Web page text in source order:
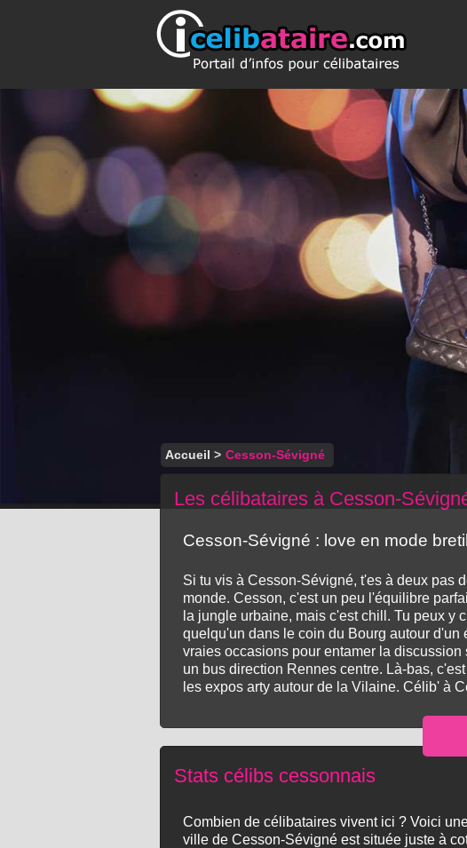
Accueil > Cesson-Sévigné
Les célibataires à Cesson-
Cesson-Sévigné : love en mode
Si tu vis à Cesson-Sévigné, t'es à deux pas
monde. Cesson, c'est un peu l'équilibre
la jungle urbaine, mais c'est chill. Tu peux y
quelqu'un dans le coin du Bourg autour
vraies occasions pour entamer la
un bus direction Rennes centre. Là-bas,
les expos arty autour de la Vilaine. Célib' à
Stats célibs cessonnais
Combien de célibataires vivent ici ? Voici
ville de Cesson-Sévigné est située juste à